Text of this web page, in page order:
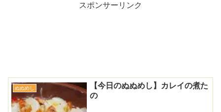
スポンサーリンク
ぬぬめし
【今日のぬぬめし】カレイの煮た
の